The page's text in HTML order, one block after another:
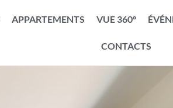
APPARTEMENTS VUE 360º
CONTACTS